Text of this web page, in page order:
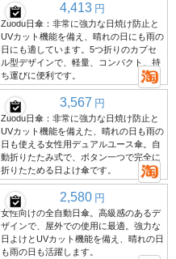
4,413 円
Zuodu日傘：非常に強力な日焼け防止と
UVカット機能を備え、晴れの日にも雨の
日にも適しています。5つ折りのカプセ
ル型デザインで、軽量、コンパクト、持
ち運びに便利です。
3,567 円
Zuodu日傘：非常に強力な日焼け防止と
UVカット機能を備えた、晴れの日も雨の
日も使える女性用デュアルユース傘。自
動折りたたみ式で、ボタン一つで完全に
折りたためる日よけ傘です。
2,580 円
女性向けの全自動日傘。高級感のあるデ
ザインで、屋外での使用に最適。強力な
日よけとUVカット機能を備え、晴れの日
も雨の日も活躍します。